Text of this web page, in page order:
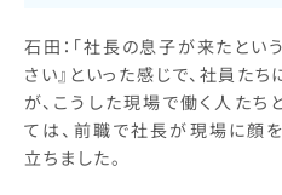
石田：「社長の息子が来たとい
さい』といった感じで、社員た
が、こうした現場で働く人たち
ては、前職で社長が現場に顔
立ちました。